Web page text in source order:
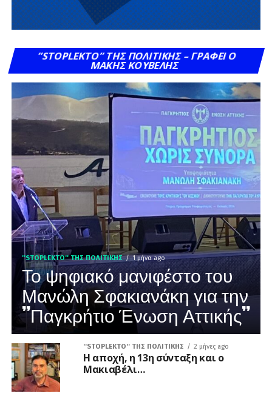
”STOPLEKTO” ΤΗΣ ΠΟΛΙΤΙΚΗΣ – ΓΡΆΦΕΙ Ο
ΜΆΚΗΣ ΚΟΥΒΈΛΗΣ
''STOPLEKTO'' ΤΗΣ ΠΟΛΙΤΙΚΗΣ 1 μήνα ago
Το ψηφιακό μανιφέστο του
Μανώλη Σφακιανάκη για την
”Παγκρήτιο Ένωση Αττικής”
''STOPLEKTO'' ΤΗΣ ΠΟΛΙΤΙΚΗΣ 2 μήνες ago
Η αποχή, η 13η σύνταξη και ο
Μακιαβέλι…